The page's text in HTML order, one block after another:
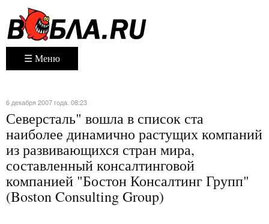
☰ Меню
6 декабря 2007 года. 08:23
Северсталь" вошла в список ста
наиболее динамично растущих компаний
из развивающихся стран мира,
составленный консалтинговой
компанией "Бостон Консалтинг Групп"
(Boston Consulting Group)